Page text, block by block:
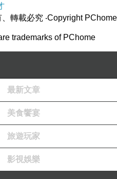
、轉載必究 ‧Copyright PChome
trademarks of PChome
最新文章
美食饗宴
旅遊玩家
影視娛樂